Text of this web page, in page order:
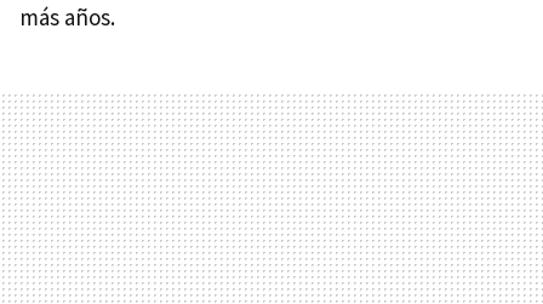
más años.